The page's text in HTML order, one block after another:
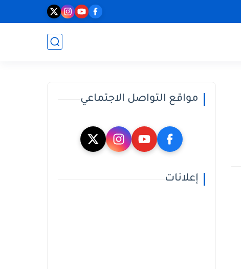
مواقع التواصل الاجتماعي
إعلانات